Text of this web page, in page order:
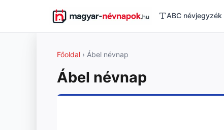
ABC névjegyzék
Főoldal › Ábel névnap
Ábel névnap